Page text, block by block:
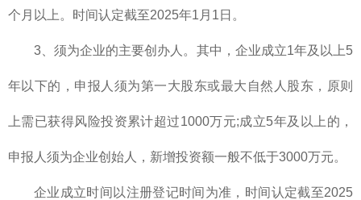
个月以上。时间认定截至2025年1月1日。
3、须为企业的主要创办人。其中，企业成立1年及以上5
年以下的，申报人须为第一大股东或最大自然人股东，原则
上需已获得风险投资累计超过1000万元;成立5年及以上的，
申报人须为企业创始人，新增投资额一般不低于3000万元。
企业成立时间以注册登记时间为准，时间认定截至2025